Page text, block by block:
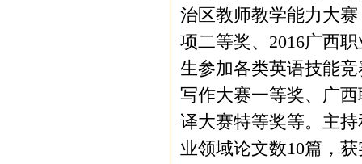
治区教师教学能力大
项二等奖、2016广西
生参加各类英语技能
写作大赛一等奖、广
译大赛特等奖等。主
业领域论文数10篇，